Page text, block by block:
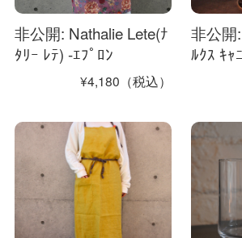
非公開: Nathalie Lete(ﾅ
ﾀﾘｰ ﾚﾃ) -ｴﾌﾟﾛﾝ
¥4,180（税込）
非公開
ﾙｸｽ ｷｬ